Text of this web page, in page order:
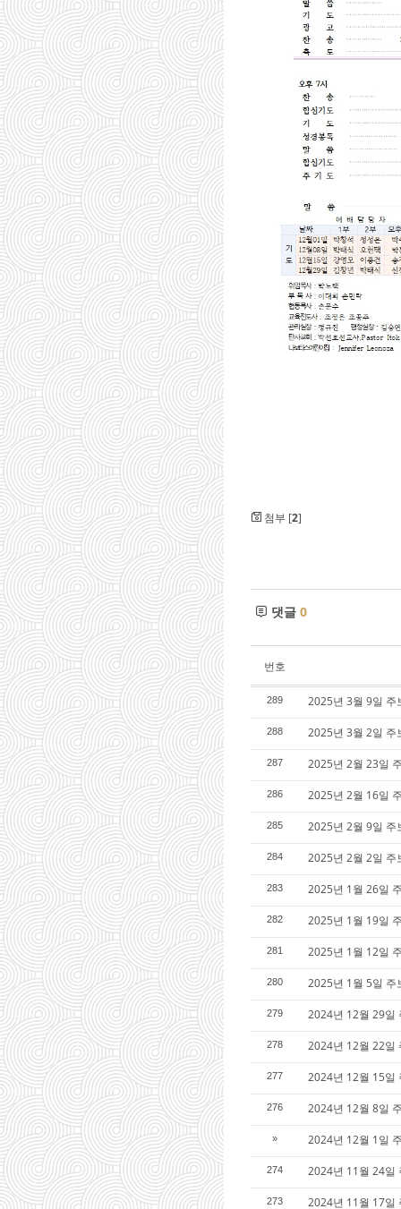
첨부 [2]
댓글 0
번호
289 2025년 3월 9일 주
288 2025년 3월 2일 주
287 2025년 2월 23일
286 2025년 2월 16일
285 2025년 2월 9일 주
284 2025년 2월 2일 주
283 2025년 1월 26일
282 2025년 1월 19일
281 2025년 1월 12일
280 2025년 1월 5일 주
279 2024년 12월 29일
278 2024년 12월 22일
277 2024년 12월 15일
276 2024년 12월 8일
» 2024년 12월 1일
274 2024년 11월 24일
273 2024년 11월 17일